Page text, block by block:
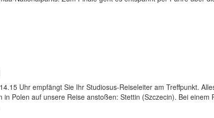
Uhr empfängt Sie Ihr Studiosus-Reiseleiter am Treffpunkt.
Polen auf unsere Reise anstoßen: Stettin (Szczecin). Bei einem